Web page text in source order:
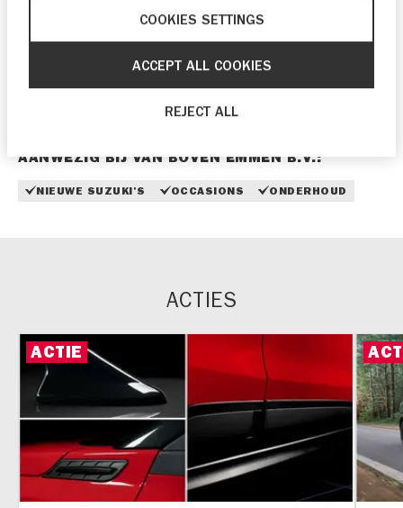
Sterke prijs-kwaliteitverhouding
Duidelijke afspraken
AANWEZIG BIJ VAN BOVEN EMMEN B.V.:
NIEUWE SUZUKI'S OCCASIONS ONDERHOUD
ACTIES
ACTIE
COOKIES SETTINGS
REJECT ALL
ACCEPT ALL COOKIES